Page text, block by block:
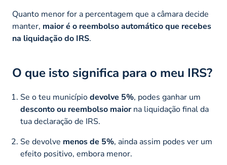
Quanto menor for a percentagem que a câmara decide
manter, maior é o reembolso automático que recebes
na liquidação do IRS.
O que isto significa para o meu IRS?
Se o teu municípiodevolve 5%, podes ganhar um
desconto ou reembolso maiorna liquidação final da
tua declaração de IRS.
Se devolve menos de 5%, ainda assim podes ver um
efeito positivo, embora menor.